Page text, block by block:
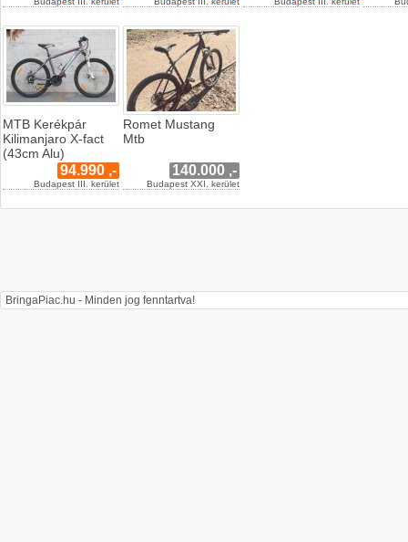
MTB Kerékpár
Kilimanjaro X-fact
(43cm Alu)
94.990 ,-
Budapest III. kerület
Romet Mustang
Mtb
140.000 ,-
Budapest XXI. kerület
BringaPiac.hu - Minden jog fenntartva!